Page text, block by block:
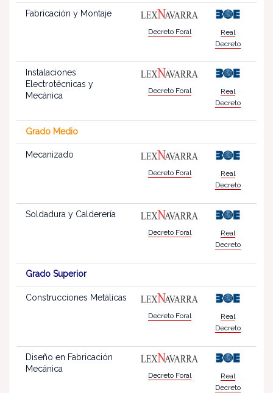
Fabricación y Montaje
Decreto Foral
Real
Decreto
Instalaciones
Electrotécnicas y
Mecánica
Decreto Foral
Real
Decreto
Grado Medio
Mecanizado
Decreto Foral
Real
Decreto
Soldadura y Calderería
Decreto Foral
Real
Decreto
Grado Superior
Construcciones Metálicas
Decreto Foral
Real
Decreto
Diseño en Fabricación
Mecánica
Decreto Foral
Real
Decreto